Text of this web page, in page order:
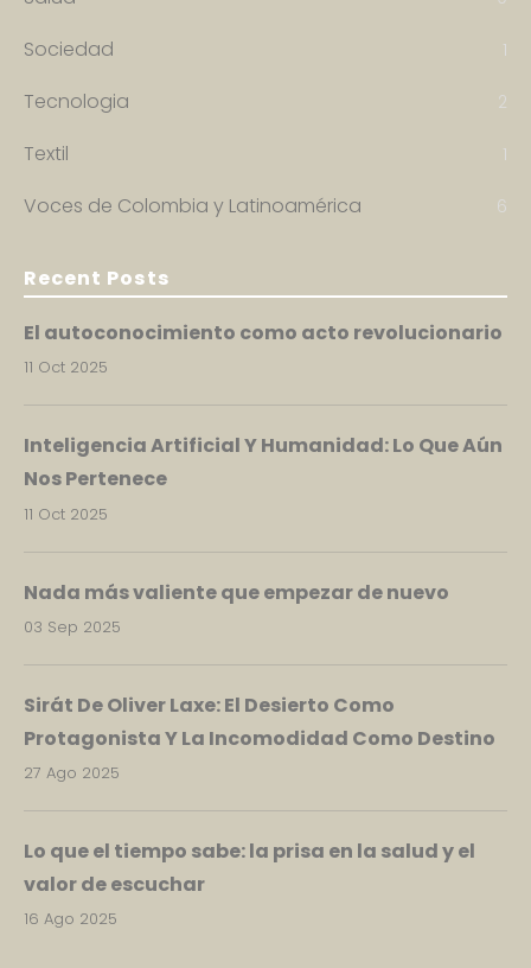
Sociedad 1
Tecnologia 2
Textil 1
Voces de Colombia y Latinoamérica 6
Recent Posts
El autoconocimiento como acto revolucionario
11 Oct 2025
Inteligencia Artificial Y Humanidad: Lo Que Aún
Nos Pertenece
11 Oct 2025
Nada más valiente que empezar de nuevo
03 Sep 2025
Sirát De Oliver Laxe: El Desierto Como
Protagonista Y La Incomodidad Como Destino
27 Ago 2025
Lo que el tiempo sabe: la prisa en la salud y el
valor de escuchar
16 Ago 2025